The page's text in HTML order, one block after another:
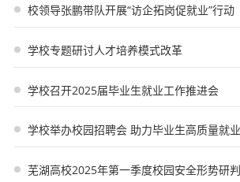
校领导张鹏带队开展“访企拓岗促就业”行动
学校专题研讨人才培养模式改革
学校召开2025届毕业生就业工作推进会
学校举办校园招聘会 助力毕业生高质量就业